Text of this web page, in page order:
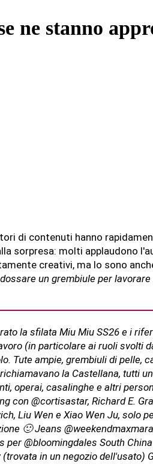
ne stanno
di contenuti hanno
sorpresa: molti applaudono
creativi, ma lo sono
un grembiule per
la sfilata Miu Miu SS26 e i
(in particolare ai ruoli svolti
Tute ampie, grembiuli di pelle,
la Castellana, tutti
operai, casalinghe e altri
con @cortisastar, Richard E.
Liu Wen e Xiao Wen Ju, solo
🙂 Jeans
per @bloomingdales South
in un negozio dell'usato)